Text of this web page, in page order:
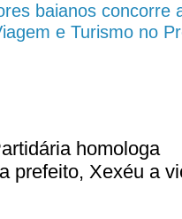
baianos concorre
e Turismo no
homologa
prefeito, Xexéu a